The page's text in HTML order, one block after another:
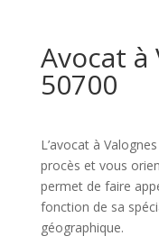
Avocat à
50700
L’avocat à
procès et vous
permet de faire
fonction de sa
géographique.